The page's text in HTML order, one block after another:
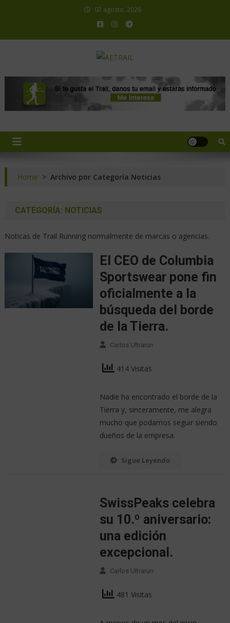
07 agosto, 2026
Home > Archivo por Categoría Noticias
CATEGORÍA: NOTICIAS
Noticas de Trail Running normalmente de marcas o agencias.
El CEO de Columbia
Sportswear pone fin
oficialmente a la
búsqueda del borde
de la Tierra.
Carlos Ultrarun
414 Visitas
Nadie ha encontrado el borde de la
Tierra y, sinceramente, me alegra
mucho que podamos seguir siendo
dueños de la empresa.
Sigue Leyendo
SwissPeaks celebra
su 10.º aniversario:
una edición
excepcional.
Carlos Ultrarun
481 Visitas